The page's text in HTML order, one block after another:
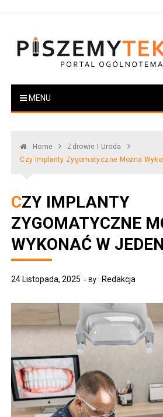
PiszemyTeksty.pl
Portal ogólnotematyczny
MENU
Home
Zdrowie I Uroda
Czy Implanty Zygomatyczne Można
CZY IMPLANTY
ZYGOMATYCZNE
WYKONAĆ W
24 Listopada, 2025 By : Redakcja